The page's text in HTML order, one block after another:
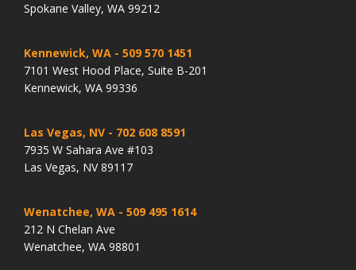
Spokane Valley, WA 99212
Kennewick, WA - 509 570 1451
7101 West Hood Place, Suite B-201
Kennewick, WA 99336
Las Vegas, NV - 702 608 8591
7935 W Sahara Ave #103
Las Vegas, NV 89117
Wenatchee, WA - 509 495 1614
212 N Chelan Ave
Wenatchee, WA 98801